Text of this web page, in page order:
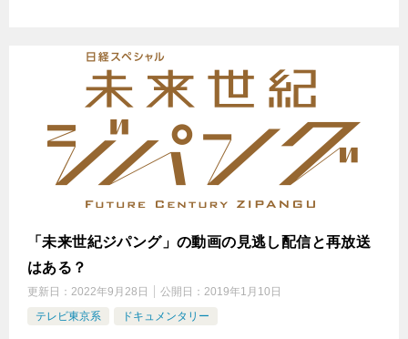
「未来世紀ジパング」の動画の見逃し配信と再放送
はある？
更新日： 2022年9月28日 公開日： 2019年1月10日
テレビ東京系
ドキュメンタリー